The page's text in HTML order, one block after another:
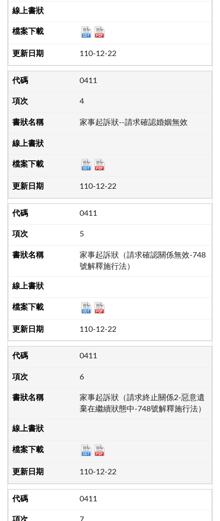
110-12-22
0411
4
家事起訴狀--請求確認婚姻無效
110-12-22
0411
5
家事起訴狀（請求確認關係無效-748
號解釋施行法）
110-12-22
0411
6
家事起訴狀（請求終止關係2-惡意遺
棄在繼續狀態中-748號解釋施行法）
110-12-22
0411